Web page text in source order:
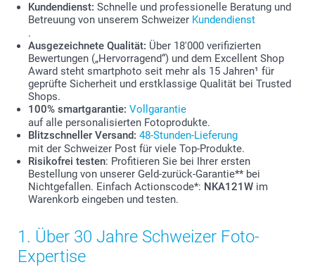
Kundendienst: Schnelle und professionelle Beratung und
Betreuung von unserem Schweizer Kundendienst
.
Ausgezeichnete Qualität: Über 18'000 verifizierten
Bewertungen („Hervorragend“) und dem Excellent Shop
Award steht smartphoto seit mehr als 15 Jahren¹ für
geprüfte Sicherheit und erstklassige Qualität bei Trusted
Shops.
100% smartgarantie: Vollgarantie
auf alle personalisierten Fotoprodukte.
Blitzschneller Versand: 48-Stunden-Lieferung
mit der Schweizer Post für viele Top-Produkte.
Risikofrei testen: Profitieren Sie bei Ihrer ersten
Bestellung von unserer Geld-zurück-Garantie** bei
Nichtgefallen. Einfach Actionscode*: NKA121W im
Warenkorb eingeben und testen.
1. Über 30 Jahre Schweizer Foto-
Expertise